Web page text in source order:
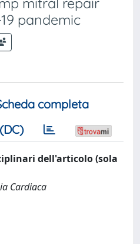
pandemic
completa
dell'articolo (sola
Cardiaca